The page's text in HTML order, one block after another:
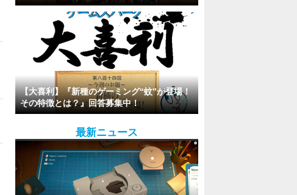
【大喜利】『新種のゲーミング“蚊”が登場！
その特徴とは？』回答募集中！
最新ニュース